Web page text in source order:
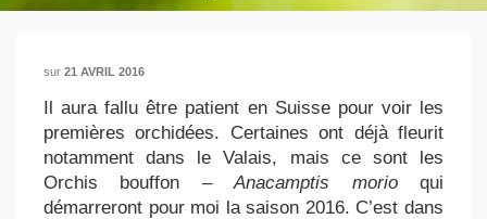
sur 21 AVRIL 2016
Il aura fallu être patient en Suisse pour voir les
premières orchidées. Certaines ont déjà fleurit
notamment dans le Valais, mais ce sont les
Orchis bouffon –Anacamptis morioqui
démarreront pour moi la saison 2016. C’est dans